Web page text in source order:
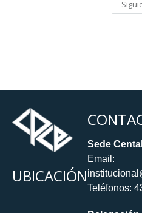
UBICACIÓN
Sede
Email:
Teléfonos: